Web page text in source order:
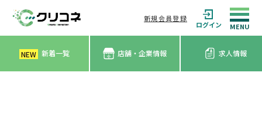
新規会員登録
ログイン
NEW 新着一覧 店舗・企業情報 求人情報